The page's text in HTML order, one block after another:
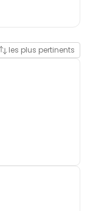
les plus pertinents